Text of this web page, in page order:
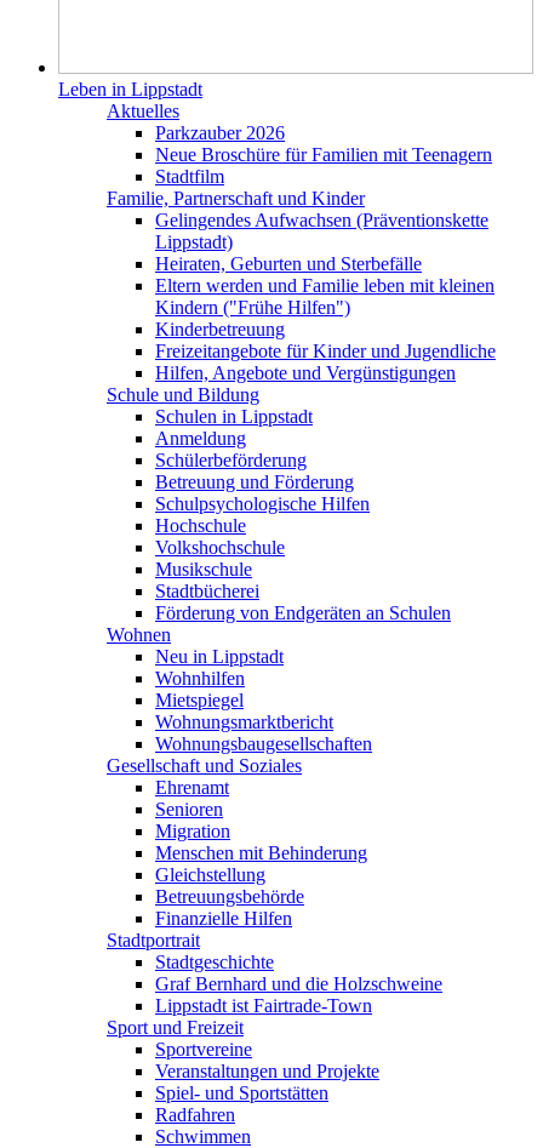
Leben in Lippstadt
Aktuelles
Parkzauber 2026
Neue Broschüre für Familien mit Teenagern
Stadtfilm
Familie, Partnerschaft und Kinder
Gelingendes Aufwachsen (Präventionskette
Lippstadt)
Heiraten, Geburten und Sterbefälle
Eltern werden und Familie leben mit kleinen
Kindern ("Frühe Hilfen")
Kinderbetreuung
Freizeitangebote für Kinder und Jugendliche
Hilfen, Angebote und Vergünstigungen
Schule und Bildung
Schulen in Lippstadt
Anmeldung
Schülerbeförderung
Betreuung und Förderung
Schulpsychologische Hilfen
Hochschule
Volkshochschule
Musikschule
Stadtbücherei
Förderung von Endgeräten an Schulen
Wohnen
Neu in Lippstadt
Wohnhilfen
Mietspiegel
Wohnungsmarktbericht
Wohnungsbaugesellschaften
Gesellschaft und Soziales
Ehrenamt
Senioren
Migration
Menschen mit Behinderung
Gleichstellung
Betreuungsbehörde
Finanzielle Hilfen
Stadtportrait
Stadtgeschichte
Graf Bernhard und die Holzschweine
Lippstadt ist Fairtrade-Town
Sport und Freizeit
Sportvereine
Veranstaltungen und Projekte
Spiel- und Sportstätten
Radfahren
Schwimmen